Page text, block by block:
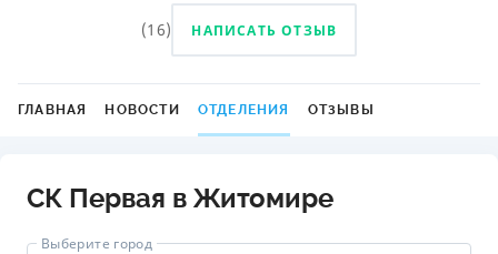
(16) НАПИСАТЬ ОТЗЫВ
ГЛАВНАЯ НОВОСТИ ОТДЕЛЕНИЯ ОТЗЫВЫ
СК Первая в Житомире
Выберите город